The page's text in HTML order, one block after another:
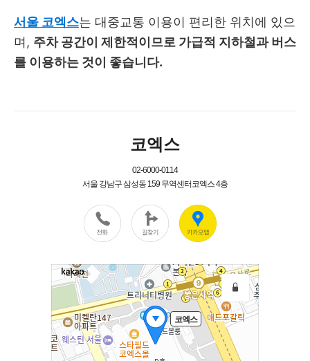
서울 코엑스는 대중교통 이용이 편리한 위치에 있으
며, 주차 공간이 제한적이므로 가급적 지하철과 버스
를 이용하는 것이 좋습니다.